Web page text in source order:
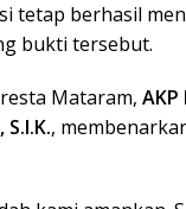
tetap berhasil
bukti tersebut.
Mataram, AKP
,